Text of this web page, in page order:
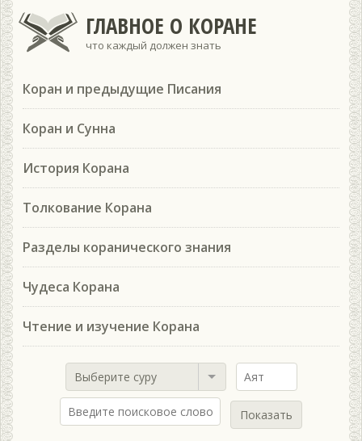
ГЛАВНОЕ О КОРАНЕ
что каждый должен знать
Коран и предыдущие Писания
Коран и Сунна
История Корана
Толкование Корана
Разделы коранического знания
Чудеса Корана
Чтение и изучение Корана
Выберите суру
Показать